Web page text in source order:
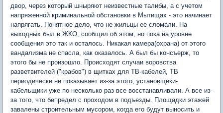
двор, через который шныряют неизвестные талибы, а с учетом
напряженной криминальной обстановки в Мытищах - это начинает
напрягать. Понятное дело, что не жильцы ее сломали. На
выходных был в ЖКО, сообщил об этом, но пока на уровне
сообщения это так и осталось. Никакая камера(охрана) от этого
вандализма не спасла, как оказалось. А был бы консъерж, то
этого бы не произошло. Происходят случаи воровства
разветвителей ("крабов") в щитках для ТВ-кабелей, ТВ
периодически не показывает из-за этого, установщики-
кабельщики уже по несколько раз все восстанавливали. А все из-
за того, что бепредел с проходом в подъезды. Площадки этажей
завалены строительным мусором, когда его будут выносить и